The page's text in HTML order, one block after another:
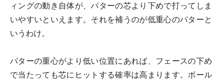
ィングの動き自体が、パターの芯より下めで打ってしま
いやすいといえます。それを補うのが低重心のパターと
いうわけ。
パターの重心がより低い位置にあれば、フェースの下め
で当たっても芯にヒットする確率は高まります。ボール